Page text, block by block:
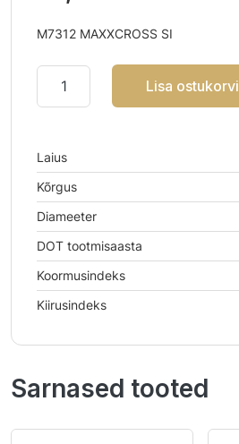
M7312 MAXXCROSS SI
Lisa ostukorvi
Laius
Kõrgus
Diameeter
DOT tootmisaasta
Koormusindeks
Kiirusindeks
Sarnased tooted